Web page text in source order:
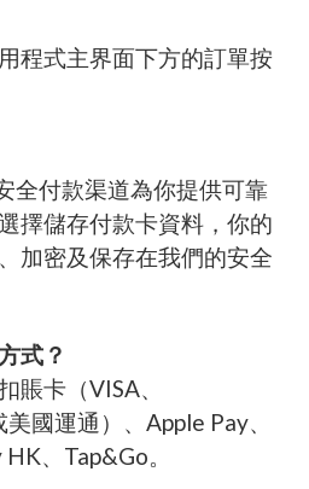
程式主界面下方的訂單按
全付款渠道為你提供可靠
擇儲存付款卡資料，你的
加密及保存在我們的安全
式？
賬卡（VISA、
國運通）、Apple Pay、
、Tap&Go。